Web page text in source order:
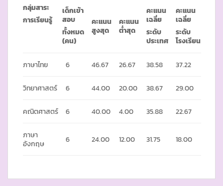
กลุ่มสาระ
การเรียนรู้
เด็กเข้า
สอบ
ทั้งหมด
(คน)
คะแนน
สูงสุด
คะแนน
ต่ำสุด
คะแนน
เฉลี่ย
ระดับ
ประเทศ
คะแนน
เฉลี่ย
ระดับ
โรงเรียน
ภาษาไทย 6 46.67 26.67 38.58 37.22
วิทยาศาสตร์ 6 44.00 20.00 38.67 29.00
คณิตศาสตร์ 6 40.00 4.00 35.88 22.67
ภาษา
อังกฤษ
6 24.00 12.00 31.75 18.00